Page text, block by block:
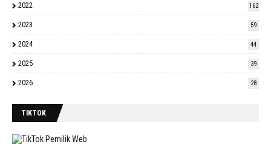
2022 162
2023 59
2024 44
2025 39
2026 28
TIKTOK